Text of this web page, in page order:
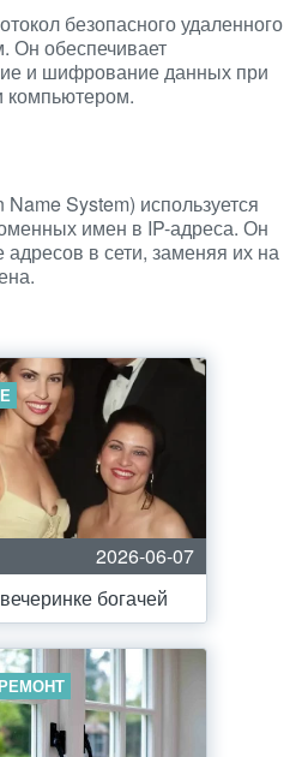
безопасного удаленного
Он обеспечивает
и шифрование данных при
компьютером.
System) используется
имен в IP-адреса. Он
в сети, заменяя их на
2026-06-07
богачей